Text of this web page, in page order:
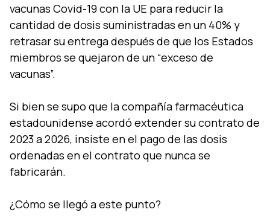
vacunas Covid-19 con la UE para reducir la
cantidad de dosis suministradas en un 40% y
retrasar su entrega después de que los Estados
miembros se quejaron de un “exceso de
vacunas”.
Si bien se supo que la compañía farmacéutica
estadounidense acordó extender su contrato de
2023 a 2026, insiste en el pago de las dosis
ordenadas en el contrato que nunca se
fabricarán.
¿Cómo se llegó a este punto?